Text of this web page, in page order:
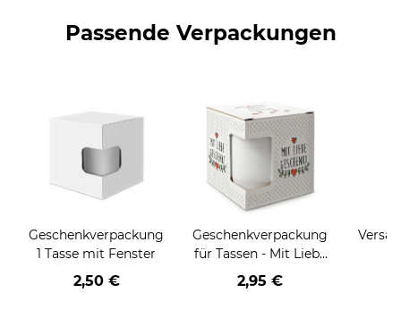
Passende Verpackungen
Geschenkverpackung
1 Tasse mit Fenster
2,50 €
Geschenkverpackung
für Tassen - Mit Liebe
geschenkt
2,95 €